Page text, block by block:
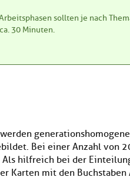
sollten je nach
30 Minuten.
Bei einer Anzahl von
hilfreich bei der
Karten mit den Buchstaben